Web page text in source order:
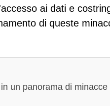
ai dati e
di queste
un panorama di minacce